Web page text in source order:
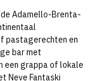
Adamello-Brenta-
pastagerechten en
bar met
een grappa of lokale
Neve Fantaski